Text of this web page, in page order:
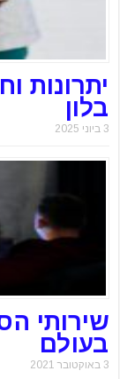
יתרונות
בלון
3 ביוני 2025
שירותי
בעולם
3 באוקטובר 2021